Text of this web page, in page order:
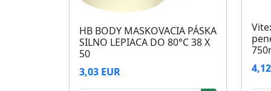
HB BODY MASKOVACIA PÁSKA
SILNO LEPIACA DO 80°C 38 X
50
3,03 EUR